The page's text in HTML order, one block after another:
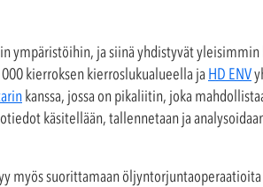
ympäristöihin, ja siinä yhdistyvät
kierroksen kierroslukualueella jaHD ENV
kanssa, jossa on pikaliitin, joka
käsitellään, tallennetaan ja
myös suorittamaan